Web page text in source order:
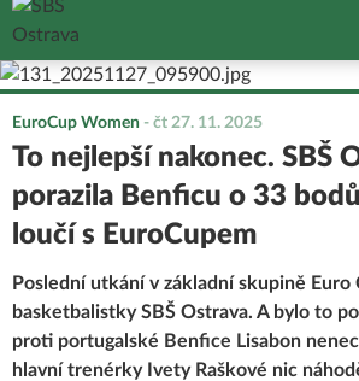
SBŠ Ostrava
EuroCup Women - čt 27. 11. 2025
To nejlepší nakonec. SBŠ
porazila Benficu o 33
loučí s EuroCupem
Poslední utkání v základní skupině Euro
basketbalistky SBŠ Ostrava. A bylo to
proti portugalské Benfice Lisabon
hlavní trenérky Ivety Raškové nic